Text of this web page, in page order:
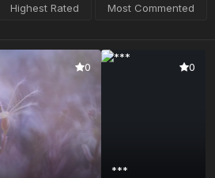
Highest Rated Most Commented
0 0
***